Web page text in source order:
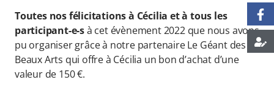
Toutes nos félicitations à Cécilia et à tous les
participant-e-sà cet évènement 2022 que nous avons
pu organiser grâce à notre partenaire Le Géant des
Beaux Arts qui offre à Cécilia un bon d’achat d’une
valeur de 150 €.